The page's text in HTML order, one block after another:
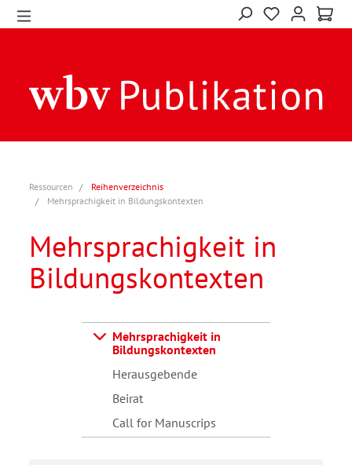
Ressourcen
Reihenverzeichnis
Mehrsprachigkeit in Bildungskontexten
Mehrsprachigkeit in
Bildungskontexten
Mehrsprachigkeit in
Bildungskontexten
Herausgebende
Beirat
Call for Manuscrips